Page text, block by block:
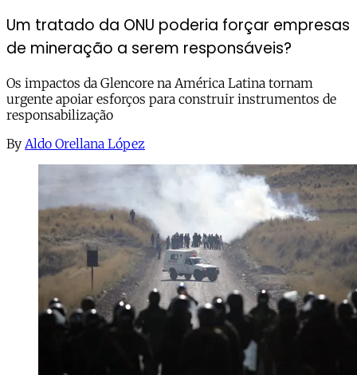
Um tratado da ONU poderia forçar empresas
de mineração a serem responsáveis?
Os impactos da Glencore na América Latina tornam
urgente apoiar esforços para construir instrumentos de
responsabilização
By Aldo Orellana López